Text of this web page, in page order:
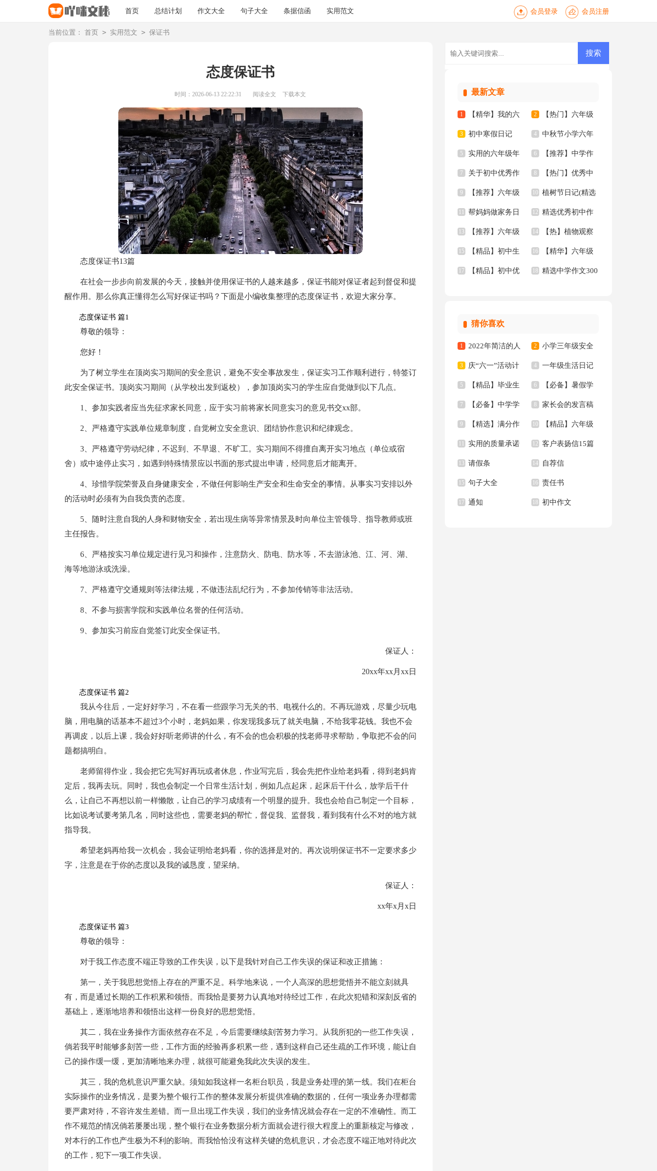
首页 总结计划 作文大全 句子大全 条据信函 实用范文 会员登录 会员注册
当前位置： 首页 > 实用范文 > 保证书
态度保证书
时间：2026-06-13 22:22:31 阅读全文 下载本文
态度保证书13篇
在社会一步步向前发展的今天，接触并使用保证书的人越来越多，保证书能对保证者起到督促和提
醒作用。那么你真正懂得怎么写好保证书吗？下面是小编收集整理的态度保证书，欢迎大家分享。
态度保证书 篇1
尊敬的领导：
您好！
为了树立学生在顶岗实习期间的安全意识，避免不安全事故发生，保证实习工作顺利进行，特签订
此安全保证书。顶岗实习期间（从学校出发到返校），参加顶岗实习的学生应自觉做到以下几点。
1、参加实践者应当先征求家长同意，应于实习前将家长同意实习的意见书交xx部。
2、严格遵守实践单位规章制度，自觉树立安全意识、团结协作意识和纪律观念。
3、严格遵守劳动纪律，不迟到、不早退、不旷工。实习期间不得擅自离开实习地点（单位或宿
舍）或中途停止实习，如遇到特殊情景应以书面的形式提出申请，经同意后才能离开。
4、珍惜学院荣誉及自身健康安全，不做任何影响生产安全和生命安全的事情。从事实习安排以外
的活动时必须有为自我负责的态度。
5、随时注意自我的人身和财物安全，若出现生病等异常情景及时向单位主管领导、指导教师或班
主任报告。
6、严格按实习单位规定进行见习和操作，注意防火、防电、防水等，不去游泳池、江、河、湖、
海等地游泳或洗澡。
7、严格遵守交通规则等法律法规，不做违法乱纪行为，不参加传销等非法活动。
8、不参与损害学院和实践单位名誉的任何活动。
9、参加实习前应自觉签订此安全保证书。
保证人：
20xx年xx月xx日
态度保证书 篇2
我从今往后，一定好好学习，不在看一些跟学习无关的书、电视什么的。不再玩游戏，尽量少玩电
脑，用电脑的话基本不超过3个小时，老妈如果，你发现我多玩了就关电脑，不给我零花钱。我也不会
再调皮，以后上课，我会好好听老师讲的什么，有不会的也会积极的找老师寻求帮助，争取把不会的问
题都搞明白。
老师留得作业，我会把它先写好再玩或者休息，作业写完后，我会先把作业给老妈看，得到老妈肯
定后，我再去玩。同时，我也会制定一个日常生活计划，例如几点起床，起床后干什么，放学后干什
么，让自己不再想以前一样懒散，让自己的学习成绩有一个明显的提升。我也会给自己制定一个目标，
比如说考试要考第几名，同时这些也，需要老妈的帮忙，督促我、监督我，看到我有什么不对的地方就
指导我。
希望老妈再给我一次机会，我会证明给老妈看，你的选择是对的。再次说明保证书不一定要求多少
字，注意是在于你的态度以及我的诚恳度，望采纳。
保证人：
xx年x月x日
态度保证书 篇3
尊敬的领导：
对于我工作态度不端正导致的工作失误，以下是我针对自己工作失误的保证和改正措施：
第一，关于我思想觉悟上存在的严重不足。科学地来说，一个人高深的思想觉悟并不能立刻就具
有，而是通过长期的工作积累和领悟。而我恰是要努力认真地对待经过工作，在此次犯错和深刻反省的
基础上，逐渐地培养和领悟出这样一份良好的思想觉悟。
其二，我在业务操作方面依然存在不足，今后需要继续刻苦努力学习。从我所犯的一些工作失误，
倘若我平时能够多刻苦一些，工作方面的经验再多积累一些，遇到这样自己还生疏的工作环境，能让自
己的操作缓一缓，更加清晰地来办理，就很可能避免我此次失误的发生。
其三，我的危机意识严重欠缺。须知如我这样一名柜台职员，我是业务处理的第一线。我们在柜台
实际操作的业务情况，是要为整个银行工作的整体发展分析提供准确的数据的，任何一项业务办理都需
要严肃对待，不容许发生差错。而一旦出现工作失误，我们的业务情况就会存在一定的不准确性。而工
作不规范的情况倘若屡屡出现，整个银行在业务数据分析方面就会进行很大程度上的重新核定与修改，
对本行的工作也产生极为不利的影响。而我恰恰没有这样关键的危机意识，才会态度不端正地对待此次
的工作，犯下一项工作失误。
最新文章
1 【精华】我的六
年级小学作文3篇
2 【热门】六年级
年的作文300字3篇
3 初中寒假日记
【热】
4 中秋节小学六年
级作文
5 实用的六年级年
的作文300字6篇
6 【推荐】中学作
文3篇
7 关于初中优秀作
文汇编10篇
8 【热门】优秀中
学作文九篇
9 【推荐】六年级
年的作文300字8篇
10 植树节日记(精选
15篇)
11 帮妈妈做家务日
记通用15篇
12 精选优秀初中作
文集锦9篇
13 【推荐】六年级
作文300字汇编9篇
14 【热】植物观察
日记
15 【精品】初中生
作文4篇
16 【精华】六年级
的作文集合5篇
17 【精品】初中优 18 精选中学作文300
猜你喜欢
1 2022年简洁的人
生哲理格言集合88条
2 小学三年级安全
工作总结
3 庆“六一”活动计
划
4 一年级生活日记
5 【精品】毕业生
专业求职信汇编10篇
6 【必备】暑假学
习计划范文合集五篇
7 【必备】中学学
生检讨书4篇
8 家长会的发言稿
9 【精选】满分作
文400字九篇
10 【精品】六年级
新学期作文合集九篇
11 实用的质量承诺
书模板汇总六篇
12 客户表扬信15篇
13 请假条 14 自荐信
15 句子大全 16 责任书
17 通知 18 初中作文